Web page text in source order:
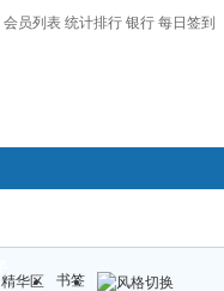
会员列表 统计排行 银行 每日签到
精华区 书签